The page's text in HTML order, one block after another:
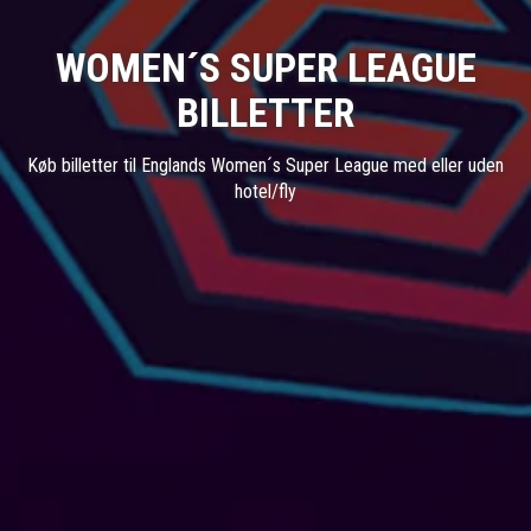
WOMEN´S SUPER LEAGUE
BILLETTER
Køb billetter til Englands Women´s Super League med eller uden
hotel/fly